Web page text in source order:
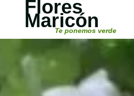
Flores
Maricón
Te ponemos verde